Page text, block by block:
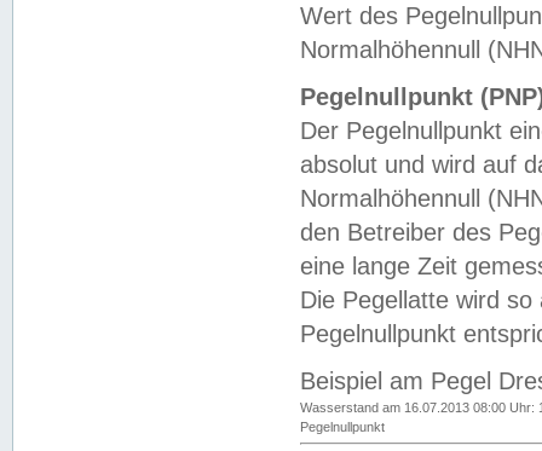
Wert des
Normalhöhennull
Pegelnullpunkt
Der Pegelnullpunkt
absolut und wird auf
Normalhöhennull
den Betreiber des
eine lange Zeit
Die Pegellatte wird
Pegelnullpunkt
Beispiel am Pegel
Wasserstand am 16.07.2013 08:00 Uhr:
Pegelnullpunkt